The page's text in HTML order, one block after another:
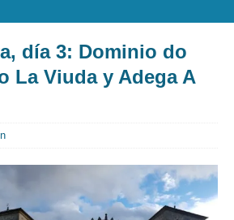
día 3: Dominio do
La Viuda y Adega A